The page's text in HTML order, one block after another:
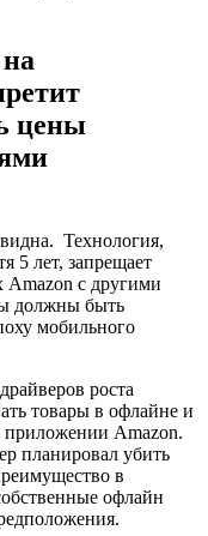
цены
Технология,
5 лет, запрещает
Amazon с другими
должны быть
мобильного
роста
товары в офлайне и
приложении Amazon.
планировал убить
в
офлайн